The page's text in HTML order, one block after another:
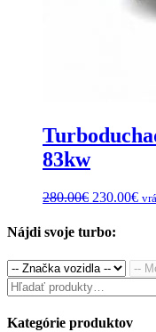
83kw
280.00€ Original
was:
230.00€
Nájdi svoje turbo:
Hľadať:
Kategórie produktov